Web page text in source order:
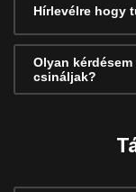
Hírlevélre hogy
Olyan
csináljak?